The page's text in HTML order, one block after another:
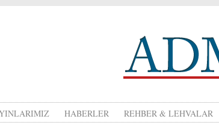
HABERLER REHBER & LEHVALAR